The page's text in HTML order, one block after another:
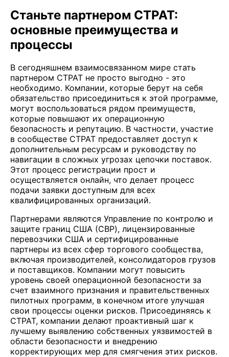
Станьте партнером CTPAT:
основные преимущества и
процессы
В сегодняшнем взаимосвязанном мире стать
партнером CTPAT не просто выгодно - это
необходимо. Компании, которые берут на себя
обязательство присоединиться к этой программе,
могут воспользоваться рядом преимуществ,
которые повышают их операционную
безопасность и репутацию. В частности, участие
в сообществе CTPAT предоставляет доступ к
дополнительным ресурсам и руководству по
навигации в сложных угрозах цепочки поставок.
Этот процесс регистрации прост и
осуществляется онлайн, что делает процесс
подачи заявки доступным для всех
квалифицированных организаций.
Партнерами являются Управление по контролю и
защите границ США (CBP), лицензированные
перевозчики США и сертифицированные
партнеры из всех сфер торгового сообщества,
включая производителей, консолидаторов грузов
и поставщиков. Компании могут повысить
уровень своей операционной безопасности за
счет взаимного признания и правительственных
пилотных программ, в конечном итоге улучшая
свои процессы оценки рисков. Присоединяясь к
CTPAT, компании делают проактивный шаг к
лучшему выявлению собственных уязвимостей в
области безопасности и внедрению
корректирующих мер для смягчения этих рисков.